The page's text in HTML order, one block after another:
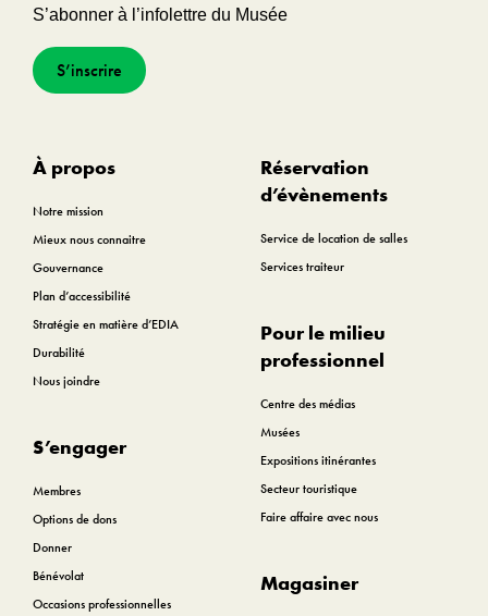
S’abonner à l’infolettre du Musée
S’inscrire
À propos
Notre mission
Mieux nous connaitre
Gouvernance
Plan d’accessibilité
Stratégie en matière d’EDIA
Durabilité
Nous joindre
S’engager
Membres
Options de dons
Donner
Bénévolat
Occasions professionnelles
Réservation
d’évènements
Service de location de salles
Services traiteur
Pour le milieu
professionnel
Centre des médias
Musées
Expositions itinérantes
Secteur touristique
Faire affaire avec nous
Magasiner